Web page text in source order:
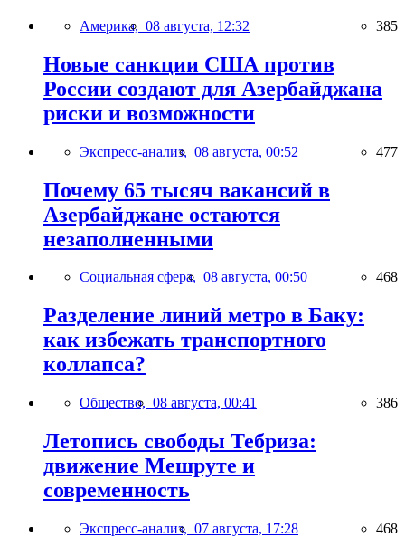
Америка, 08 августа, 12:32 385
Новые санкции США против
России создают для Азербайджана
риски и возможности
Экспресс-анализ, 08 августа, 00:52 477
Почему 65 тысяч вакансий в
Азербайджане остаются
незаполненными
Социальная сфера, 08 августа, 00:50 468
Разделение линий метро в Баку:
как избежать транспортного
коллапса?
Общество, 08 августа, 00:41 386
Летопись свободы Тебриза:
движение Мешруте и
современность
Экспресс-анализ, 07 августа, 17:28 468